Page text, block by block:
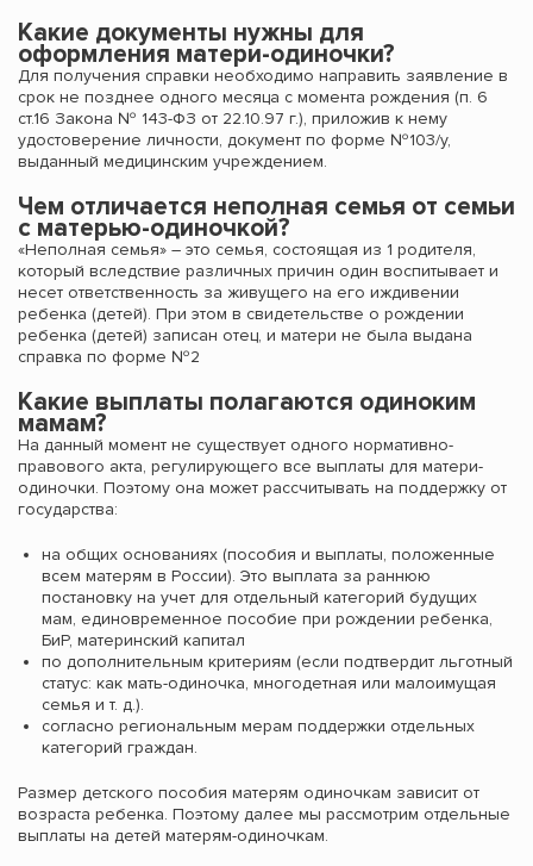
Какие документы нужны для
оформления матери-одиночки?
Для получения справки необходимо направить заявление в
срок не позднее одного месяца с момента рождения (п. 6
ст.16 Закона № 143-ФЗ от 22.10.97 г.), приложив к нему
удостоверение личности, документ по форме №103/у,
выданный медицинским учреждением.
Чем отличается неполная семья от семьи
с матерью-одиночкой?
«Неполная семья» – это семья, состоящая из 1 родителя,
который вследствие различных причин один воспитывает и
несет ответственность за живущего на его иждивении
ребенка (детей). При этом в свидетельстве о рождении
ребенка (детей) записан отец, и матери не была выдана
справка по форме №2
Какие выплаты полагаются одиноким
мамам?
На данный момент не существует одного нормативно-
правового акта, регулирующего все выплаты для матери-
одиночки. Поэтому она может рассчитывать на поддержку от
государства:
на общих основаниях (пособия и выплаты, положенные
всем матерям в России). Это выплата за раннюю
постановку на учет для отдельный категорий будущих
мам, единовременное пособие при рождении ребенка,
БиР, материнский капитал
по дополнительным критериям (если подтвердит льготный
статус: как мать-одиночка, многодетная или малоимущая
семья и т. д.).
согласно региональным мерам поддержки отдельных
категорий граждан.
Размер детского пособия матерям одиночкам зависит от
возраста ребенка. Поэтому далее мы рассмотрим отдельные
выплаты на детей матерям-одиночкам.